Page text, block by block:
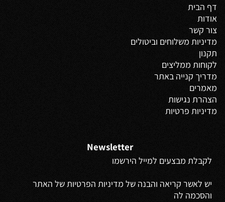
דף הבית
אודות
צור קשר
מדיניות משלוחים וביטולים
תקנון
לקוחות ממליצים
מדריך קנייה באתר
מאמרים
הצהרת נגישות
מדיניות פרטיות
Newsletter
לקבלת מבצעים למייל הירשמו
יש לאשר קריאה והבנה של מדיניות הפרטיות של האתר
והסכמה לה